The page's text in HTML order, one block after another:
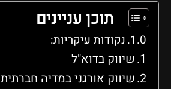
תוכן עניינים
נקודות עיקריות:
שיווק בדוא"ל
שיווק אורגני במדיה חברתית